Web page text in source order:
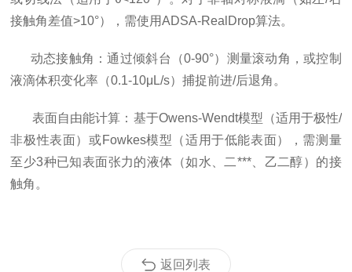
接触角差值>10°），需使用ADSA-RealDrop算法。
动态接触角：通过倾斜台（0-90°）测量滚动角，或控制
液滴体积变化率（0.1-10μL/s）捕捉前进/后退角。
表面自由能计算：基于Owens-Wendt模型（适用于极性/
非极性表面）或Fowkes模型（适用于低能表面），需测量
至少3种已知表面张力的液体（如水、二***、乙二醇）的接
触角。
返回列表